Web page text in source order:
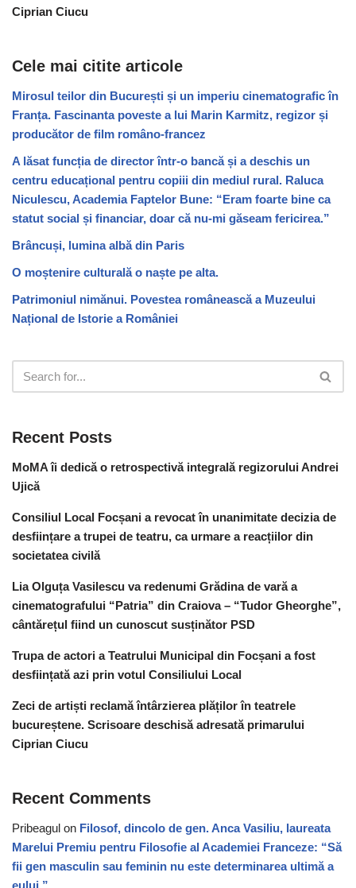
Ciprian Ciucu
Cele mai citite articole
Mirosul teilor din București și un imperiu cinematografic în
Franța. Fascinanta poveste a lui Marin Karmitz, regizor și
producător de film româno-francez
A lăsat funcția de director într-o bancă și a deschis un
centru educațional pentru copiii din mediul rural. Raluca
Niculescu, Academia Faptelor Bune: “Eram foarte bine ca
statut social și financiar, doar că nu-mi găseam fericirea.”
Brâncuși, lumina albă din Paris
O moștenire culturală o naște pe alta.
Patrimoniul nimănui. Povestea românească a Muzeului
Național de Istorie a României
Recent Posts
MoMA îi dedică o retrospectivă integrală regizorului Andrei
Ujică
Consiliul Local Focșani a revocat în unanimitate decizia de
desființare a trupei de teatru, ca urmare a reacțiilor din
societatea civilă
Lia Olguța Vasilescu va redenumi Grădina de vară a
cinematografului “Patria” din Craiova – “Tudor Gheorghe”,
cântărețul fiind un cunoscut susținător PSD
Trupa de actori a Teatrului Municipal din Focșani a fost
desființată azi prin votul Consiliului Local
Zeci de artiști reclamă întârzierea plăților în teatrele
bucureștene. Scrisoare deschisă adresată primarului
Ciprian Ciucu
Recent Comments
Pribeagul on Filosof, dincolo de gen. Anca Vasiliu, laureata
Marelui Premiu pentru Filosofie al Academiei Franceze: “Să
fii gen masculin sau feminin nu este determinarea ultimă a
eului.”